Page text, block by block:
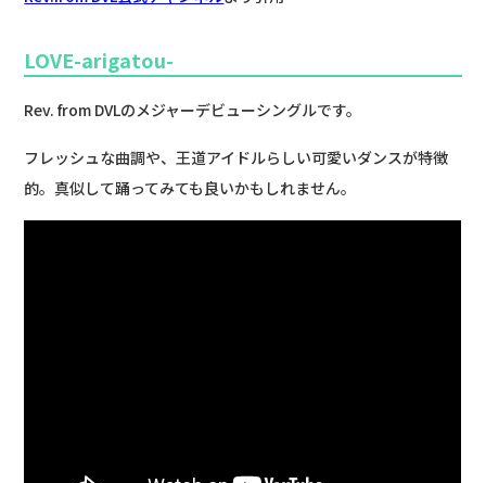
LOVE-arigatou-
Rev. from DVLのメジャーデビューシングルです。
フレッシュな曲調や、王道アイドルらしい可愛いダンスが特徴
的。真似して踊ってみても良いかもしれません。